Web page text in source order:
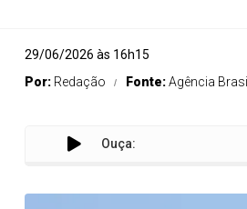
29/06/2026 às 16h15
Por: Redação Fonte:Agência Brasil
Ouça: